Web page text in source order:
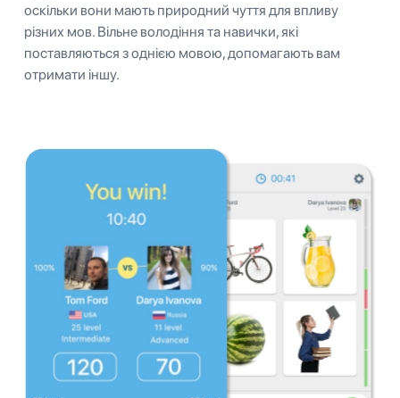
оскільки вони мають природний чуття для впливу
різних мов. Вільне володіння та навички, які
поставляються з однією мовою, допомагають вам
отримати іншу.